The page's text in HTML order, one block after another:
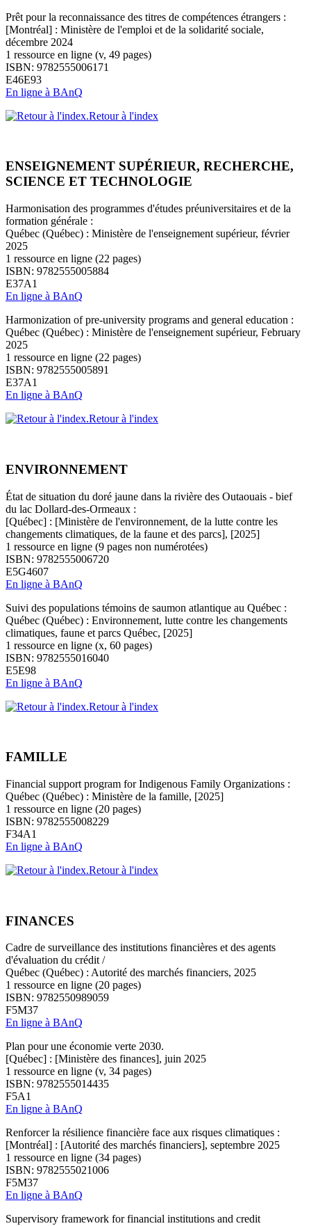
Prêt pour la reconnaissance des titres de compétences étrangers :
[Montréal] : Ministère de l'emploi et de la solidarité sociale,
décembre 2024
1 ressource en ligne (v, 49 pages)
ISBN: 9782555006171
E46E93
En ligne à BAnQ
Retour à l'index
ENSEIGNEMENT SUPÉRIEUR, RECHERCHE,
SCIENCE ET TECHNOLOGIE
Harmonisation des programmes d'études préuniversitaires et de la
formation générale :
Québec (Québec) : Ministère de l'enseignement supérieur, février
2025
1 ressource en ligne (22 pages)
ISBN: 9782555005884
E37A1
En ligne à BAnQ
Harmonization of pre-university programs and general education :
Québec (Québec) : Ministère de l'enseignement supérieur, February
2025
1 ressource en ligne (22 pages)
ISBN: 9782555005891
E37A1
En ligne à BAnQ
Retour à l'index
ENVIRONNEMENT
État de situation du doré jaune dans la rivière des Outaouais - bief
du lac Dollard-des-Ormeaux :
[Québec] : [Ministère de l'environnement, de la lutte contre les
changements climatiques, de la faune et des parcs], [2025]
1 ressource en ligne (9 pages non numérotées)
ISBN: 9782555006720
E5G4607
En ligne à BAnQ
Suivi des populations témoins de saumon atlantique au Québec :
Québec (Québec) : Environnement, lutte contre les changements
climatiques, faune et parcs Québec, [2025]
1 ressource en ligne (x, 60 pages)
ISBN: 9782555016040
E5E98
En ligne à BAnQ
Retour à l'index
FAMILLE
Financial support program for Indigenous Family Organizations :
Québec (Québec) : Ministère de la famille, [2025]
1 ressource en ligne (20 pages)
ISBN: 9782555008229
F34A1
En ligne à BAnQ
Retour à l'index
FINANCES
Cadre de surveillance des institutions financières et des agents
d'évaluation du crédit /
Québec (Québec) : Autorité des marchés financiers, 2025
1 ressource en ligne (20 pages)
ISBN: 9782550989059
F5M37
En ligne à BAnQ
Plan pour une économie verte 2030.
[Québec] : [Ministère des finances], juin 2025
1 ressource en ligne (v, 34 pages)
ISBN: 9782555014435
F5A1
En ligne à BAnQ
Renforcer la résilience financière face aux risques climatiques :
[Montréal] : [Autorité des marchés financiers], septembre 2025
1 ressource en ligne (34 pages)
ISBN: 9782555021006
F5M37
En ligne à BAnQ
Supervisory framework for financial institutions and credit